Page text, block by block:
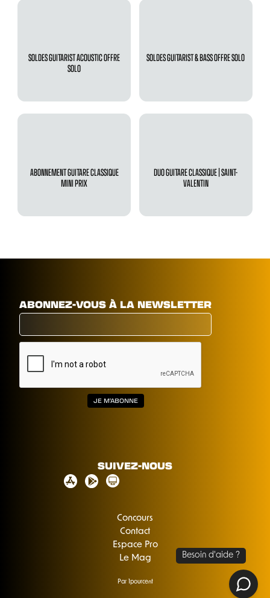
SOLDES GUITARIST ACOUSTIC OFFRE
SOLO
SOLDES GUITARIST & BASS OFFRE SOLO
ABONNEMENT GUITARE CLASSIQUE
MINI PRIX
DUO GUITARE CLASSIQUE | SAINT-
VALENTIN
ABONNEZ-VOUS À LA NEWSLETTER
SUIVEZ-NOUS
Concours
Contact
Espace Pro
Le Mag
Par 1pourcent